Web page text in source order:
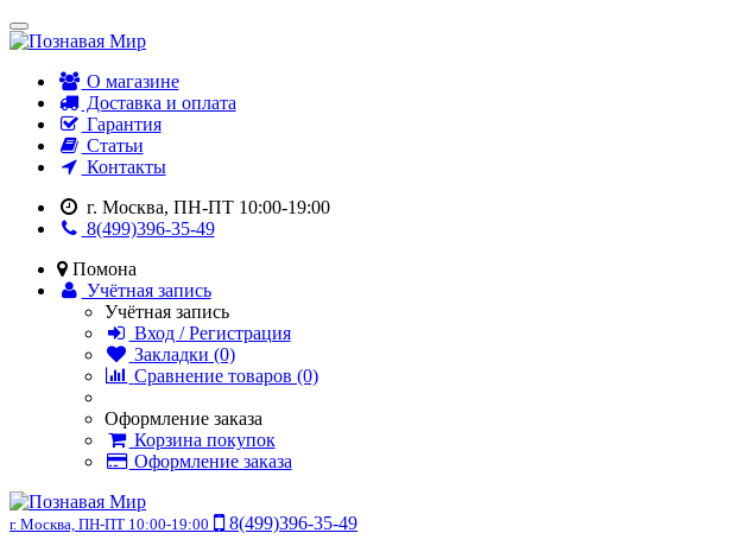
О магазине
Доставка и оплата
Гарантия
Статьи
Контакты
г. Москва, ПН-ПТ 10:00-19:00
8(499)396-35-49
Помона
Учётная запись
Учётная запись
Вход / Регистрация
Закладки (0)
Сравнение товаров (0)
Оформление заказа
Корзина покупок
Оформление заказа
г. Москва, ПН-ПТ 10:00-19:00
8(499)396-35-49